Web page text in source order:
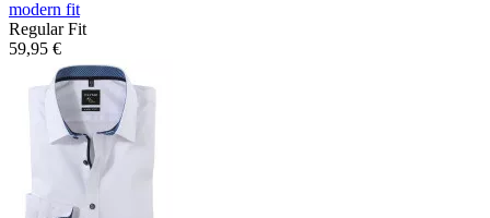
modern fit
Regular Fit
59,95 €